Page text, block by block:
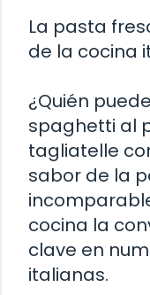
La pasta
de la cocina
¿Quién
spaghetti al
tagliatelle
sabor de la
cocina la
clave en
italianas.